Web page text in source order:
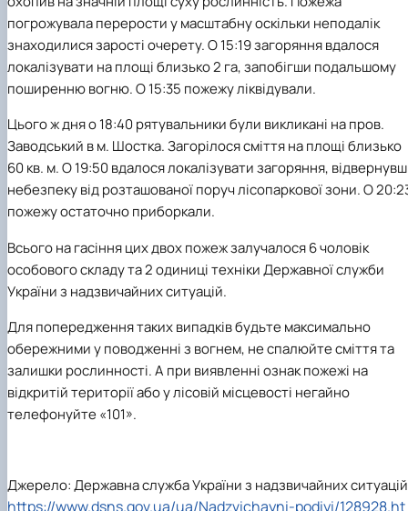
(MOOCs)SEB-2025
University Research Services Catalogue
LearningFaculty of Design and Engineering
Faculty of Economics
Faculty of Food Science, Nutrition and
Management
Faculty of Humanities and Pedagogy
Faculty of Land Management
Faculty of Law
Faculty of Veterinary Medicine
Mechanical and Technological Faculty
Faculty of Plant Protection, Biotechnology
Ecology
Farm named after O.V. Muzychenko
Educational and Research Farm «Vorzel»
Science
Research Institute of Forestry and
Horticulture
Research Institute of Technology and
Animal Products
Standardisation and Technologies of Eco-Safe
Organic Products
Ukrainian Laboratory of Quality and Safety of
Agricultural Products
Ukrainian Research Institute of Agricultural
Radiology
Architecture and Design
Berezhany Agrotechnical Institute
Berezhany Professional College
Bobrovytsia Professional College named after
Mainova
Resources
Crimean Agro-Industrial College
Crimean Technical College of Land
and Agricultural Mechanisation
Irpin Professional College
Mukachevo Professional College
Nemishaieve Professional College
Nizhyn Agrotechnical Institute
Nizhyn Professional College
Prybrezhne Agrarian College
Zalishchyky Professional College named after
Ye. Khraplivyi
International Students Office
погрожувала перерости у масштабну оскільки неподалік
знаходилися зарості очерету. О 15:19 загоряння вдалося
локалізувати на площі близько 2 га, запобігши подальшому
поширенню вогню. О 15:35 пожежу ліквідували.
Цього ж дня о 18:40 рятувальники були викликані на пров.
Заводський в м. Шостка. Загорілося сміття на площі близько
60 кв. м. О 19:50 вдалося локалізувати загоряння,
небезпеку від розташованої поруч лісопаркової зони. О
пожежу остаточно приборкали.
Всього на гасіння цих двох пожеж залучалося 6 чоловік
особового складу та 2 одиниці техніки Державної служби
України з надзвичайних ситуацій.
Для попередження таких випадків будьте максимально
обережними у поводженні з вогнем, не спалюйте сміття та
залишки рослинності. А при виявленні ознак пожежі на
відкритій території або у лісовій місцевості негайно
телефонуйте «101».
Джерело: Державна служба України з надзвичайних
https://www.dsns.gov.ua/ua/Nadzvichayni-podiyi/128928.ht